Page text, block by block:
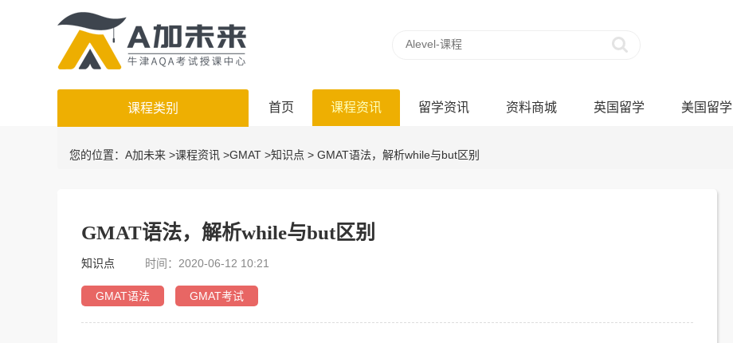
课程类别 首页 课程资讯 留学资讯 资料商城 英国留学 美国留学
您的位置： A加未来 >课程资讯 >GMAT >知识点 > GMAT语法，解析while与but区别
GMAT语法，解析while与but区别
知识点 时间：2020-06-12 10:21
GMAT语法 GMAT考试